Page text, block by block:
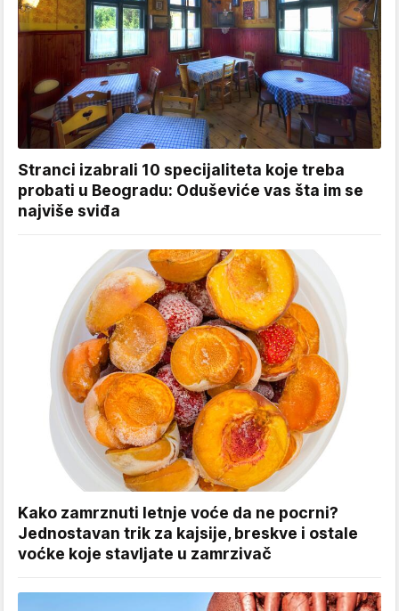
Stranci izabrali 10 specijaliteta koje treba
probati u Beogradu: Oduševiće vas šta im se
najviše sviđa
Kako zamrznuti letnje voće da ne pocrni?
Jednostavan trik za kajsije, breskve i ostale
voćke koje stavljate u zamrzivač